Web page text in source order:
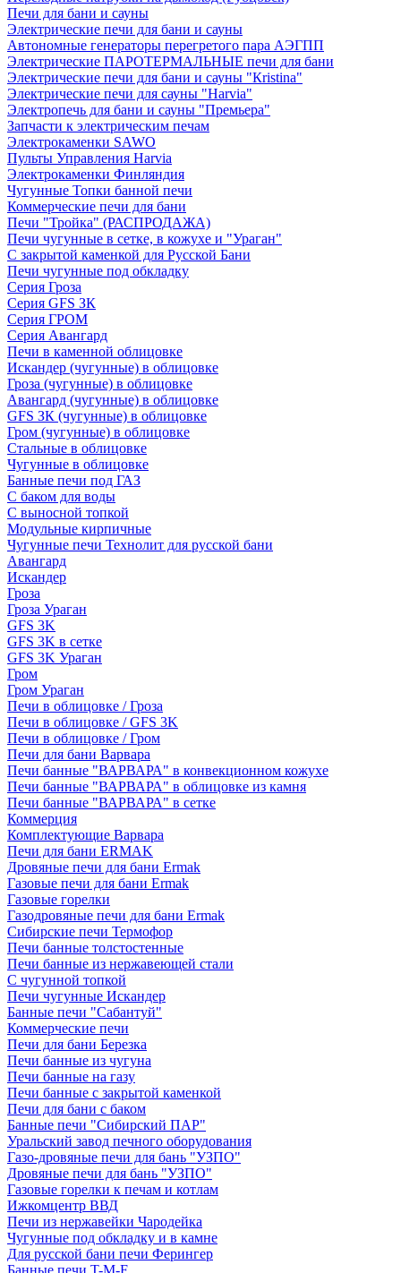
Печи для бани и сауны
Электрические печи для бани и сауны
Автономные генераторы перегретого пара АЭГПП
Электрические ПАРОТЕРМАЛЬНЫЕ печи для бани
Электрические печи для бани и сауны "Кristina"
Электрические печи для сауны "Harvia"
Электропечь для бани и сауны "Премьера"
Запчасти к электрическим печам
Электрокаменки SAWO
Пульты Управления Harvia
Электрокаменки Финляндия
Чугунные Топки банной печи
Коммерческие печи для бани
Печи "Тройка" (РАСПРОДАЖА)
Печи чугунные в сетке, в кожухе и "Ураган"
С закрытой каменкой для Русской Бани
Печи чугунные под обкладку
Серия Гроза
Серия GFS ЗК
Серия ГРОМ
Серия Авангард
Печи в каменной облицовке
Искандер (чугунные) в облицовке
Гроза (чугунные) в облицовке
Авангард (чугунные) в облицовке
GFS ЗК (чугунные) в облицовке
Гром (чугунные) в облицовке
Стальные в облицовке
Чугунные в облицовке
Банные печи под ГАЗ
С баком для воды
С выносной топкой
Модульные кирпичные
Чугунные печи Технолит для русской бани
Авангард
Искандер
Гроза
Гроза Ураган
GFS 3K
GFS 3K в сетке
GFS 3K Ураган
Гром
Гром Ураган
Печи в облицовке / Гроза
Печи в облицовке / GFS 3K
Печи в облицовке / Гром
Печи для бани Варвара
Печи банные "ВАРВАРА" в конвекционном кожухе
Печи банные "ВАРВАРА" в облицовке из камня
Печи банные "ВАРВАРА" в сетке
Коммерция
Комплектующие Варвара
Печи для бани ERMAK
Дровяные печи для бани Ermak
Газовые печи для бани Ermak
Газовые горелки
Газодровяные печи для бани Ermak
Сибирские печи Термофор
Печи банные толстостенные
Печи банные из нержавеющей стали
С чугунной топкой
Печи чугунные Искандер
Банные печи "Сабантуй"
Коммерческие печи
Печи для бани Березка
Печи банные из чугуна
Печи банные на газу
Печи банные с закрытой каменкой
Печи для бани с баком
Банные печи "Сибирский ПАР"
Уральский завод печного оборудования
Газо-дровяные печи для бань "УЗПО"
Дровяные печи для бань "УЗПО"
Газовые горелки к печам и котлам
Ижкомцентр ВВД
Печи из нержавейки Чародейка
Чугунные под обкладку и в камне
Для русской бани печи Ферингер
Банные печи T-M-F